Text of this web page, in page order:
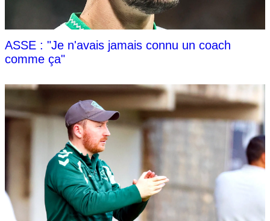
ASSE : "Je n'avais jamais connu un coach
comme ça"